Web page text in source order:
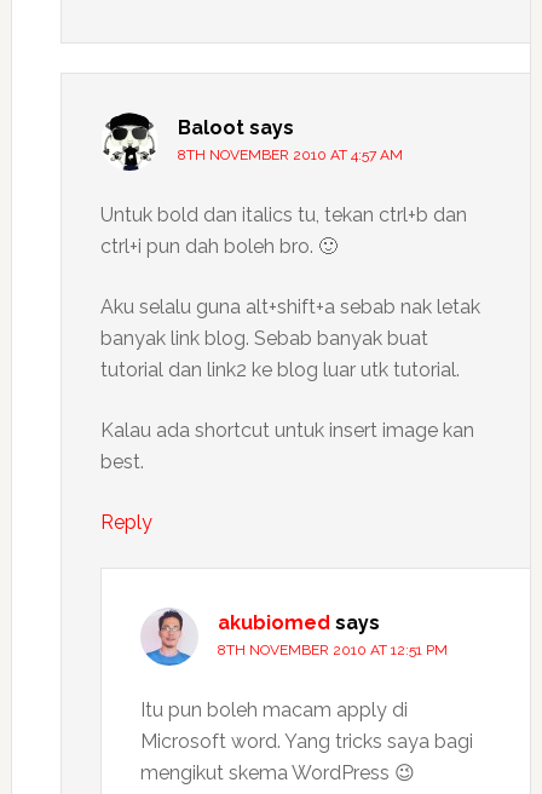
Baloot says
8TH NOVEMBER 2010 AT 4:57 AM
Untuk bold dan italics tu, tekan ctrl+b dan
ctrl+i pun dah boleh bro. 🙂
Aku selalu guna alt+shift+a sebab nak letak
banyak link blog. Sebab banyak buat
tutorial dan link2 ke blog luar utk tutorial.
Kalau ada shortcut untuk insert image kan
best.
Reply
akubiomed says
8TH NOVEMBER 2010 AT 12:51 PM
Itu pun boleh macam apply di
Microsoft word. Yang tricks saya bagi
mengikut skema WordPress 😉